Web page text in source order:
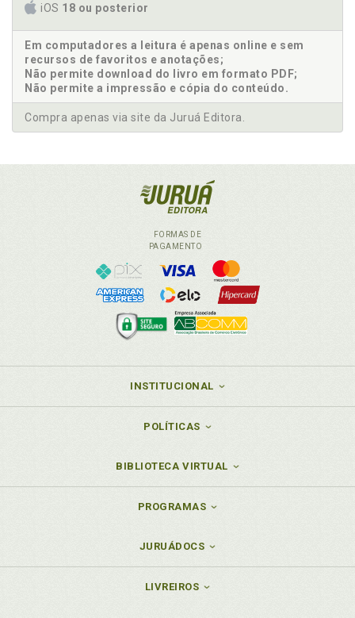
iOS 18 ou posterior
Em computadores a leitura é apenas online e sem
recursos de favoritos e anotações;
Não permite download do livro em formato PDF;
Não permite a impressão e cópia do conteúdo.
Compra apenas via site da Juruá Editora.
FORMAS DE
PAGAMENTO
INSTITUCIONAL
POLÍTICAS
BIBLIOTECA VIRTUAL
PROGRAMAS
JURUÁDOCS
LIVREIROS